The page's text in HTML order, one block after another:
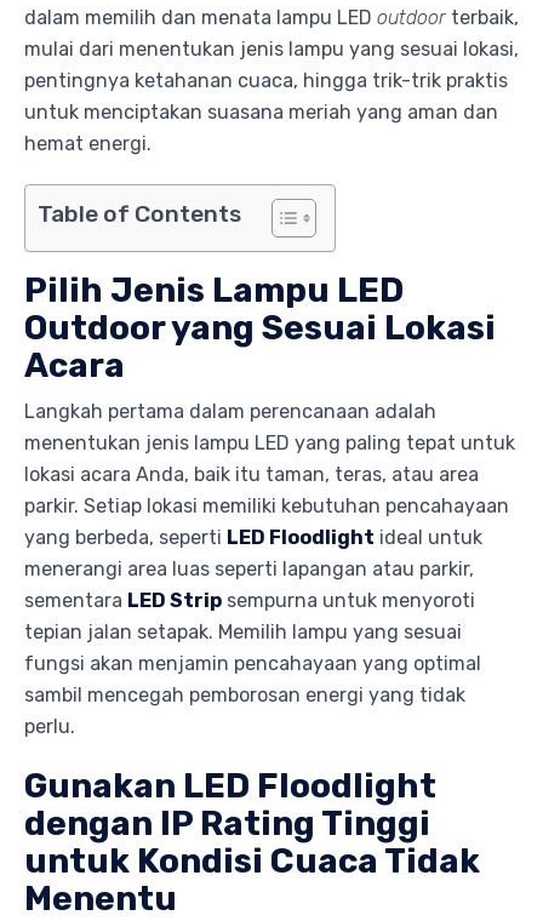
dalam memilih dan menata lampu LED outdoor terbaik,
mulai dari menentukan jenis lampu yang sesuai lokasi,
pentingnya ketahanan cuaca, hingga trik-trik praktis
untuk menciptakan suasana meriah yang aman dan
hemat energi.
Table of Contents
Pilih Jenis Lampu LED
Outdoor yang Sesuai Lokasi
Acara
Langkah pertama dalam perencanaan adalah
menentukan jenis lampu LED yang paling tepat untuk
lokasi acara Anda, baik itu taman, teras, atau area
parkir. Setiap lokasi memiliki kebutuhan pencahayaan
yang berbeda, seperti LED Floodlight ideal untuk
menerangi area luas seperti lapangan atau parkir,
sementara LED Strip sempurna untuk menyoroti
tepian jalan setapak. Memilih lampu yang sesuai
fungsi akan menjamin pencahayaan yang optimal
sambil mencegah pemborosan energi yang tidak
perlu.
Gunakan LED Floodlight
dengan IP Rating Tinggi
untuk Kondisi Cuaca Tidak
Menentu